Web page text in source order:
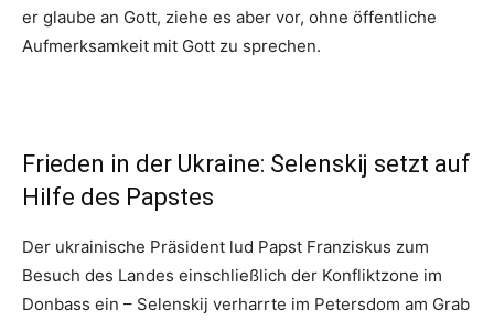
er glaube an Gott, ziehe es aber vor, ohne öffentliche
Aufmerksamkeit mit Gott zu sprechen.
Frieden in der Ukraine: Selenskij setzt auf
Hilfe des Papstes
Der ukrainische Präsident lud Papst Franziskus zum
Besuch des Landes einschließlich der Konfliktzone im
Donbass ein – Selenskij verharrte im Petersdom am Grab